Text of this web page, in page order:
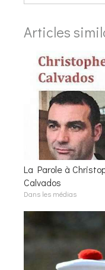
Articles
La Parole à
Calvados
Dans les médias